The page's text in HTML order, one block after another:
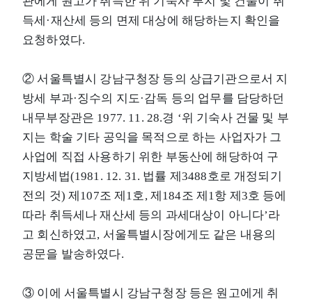
득세·재산세 등의 면제 대상에 해당하는지 확인을
요청하였다.
② 서울특별시 강남구청장 등의 상급기관으로서 지
방세 부과·징수의 지도·감독 등의 업무를 담당하던
내무부장관은 1977. 11. 28.경 ‘위 기숙사 건물 및 부
지는 학술 기타 공익을 목적으로 하는 사업자가 그
사업에 직접 사용하기 위한 부동산에 해당하여 구
지방세법(1981. 12. 31. 법률 제3488호로 개정되기
전의 것) 제107조 제1호, 제184조 제1항 제3호 등에
따라 취득세나 재산세 등의 과세대상이 아니다’라
고 회신하였고, 서울특별시장에게도 같은 내용의
공문을 발송하였다.
③ 이에 서울특별시 강남구청장 등은 원고에게 취